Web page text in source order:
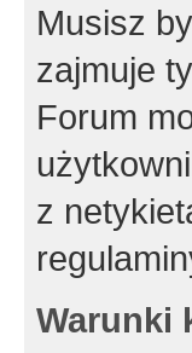
Musisz
zajmuje
Forum
z
Warunki